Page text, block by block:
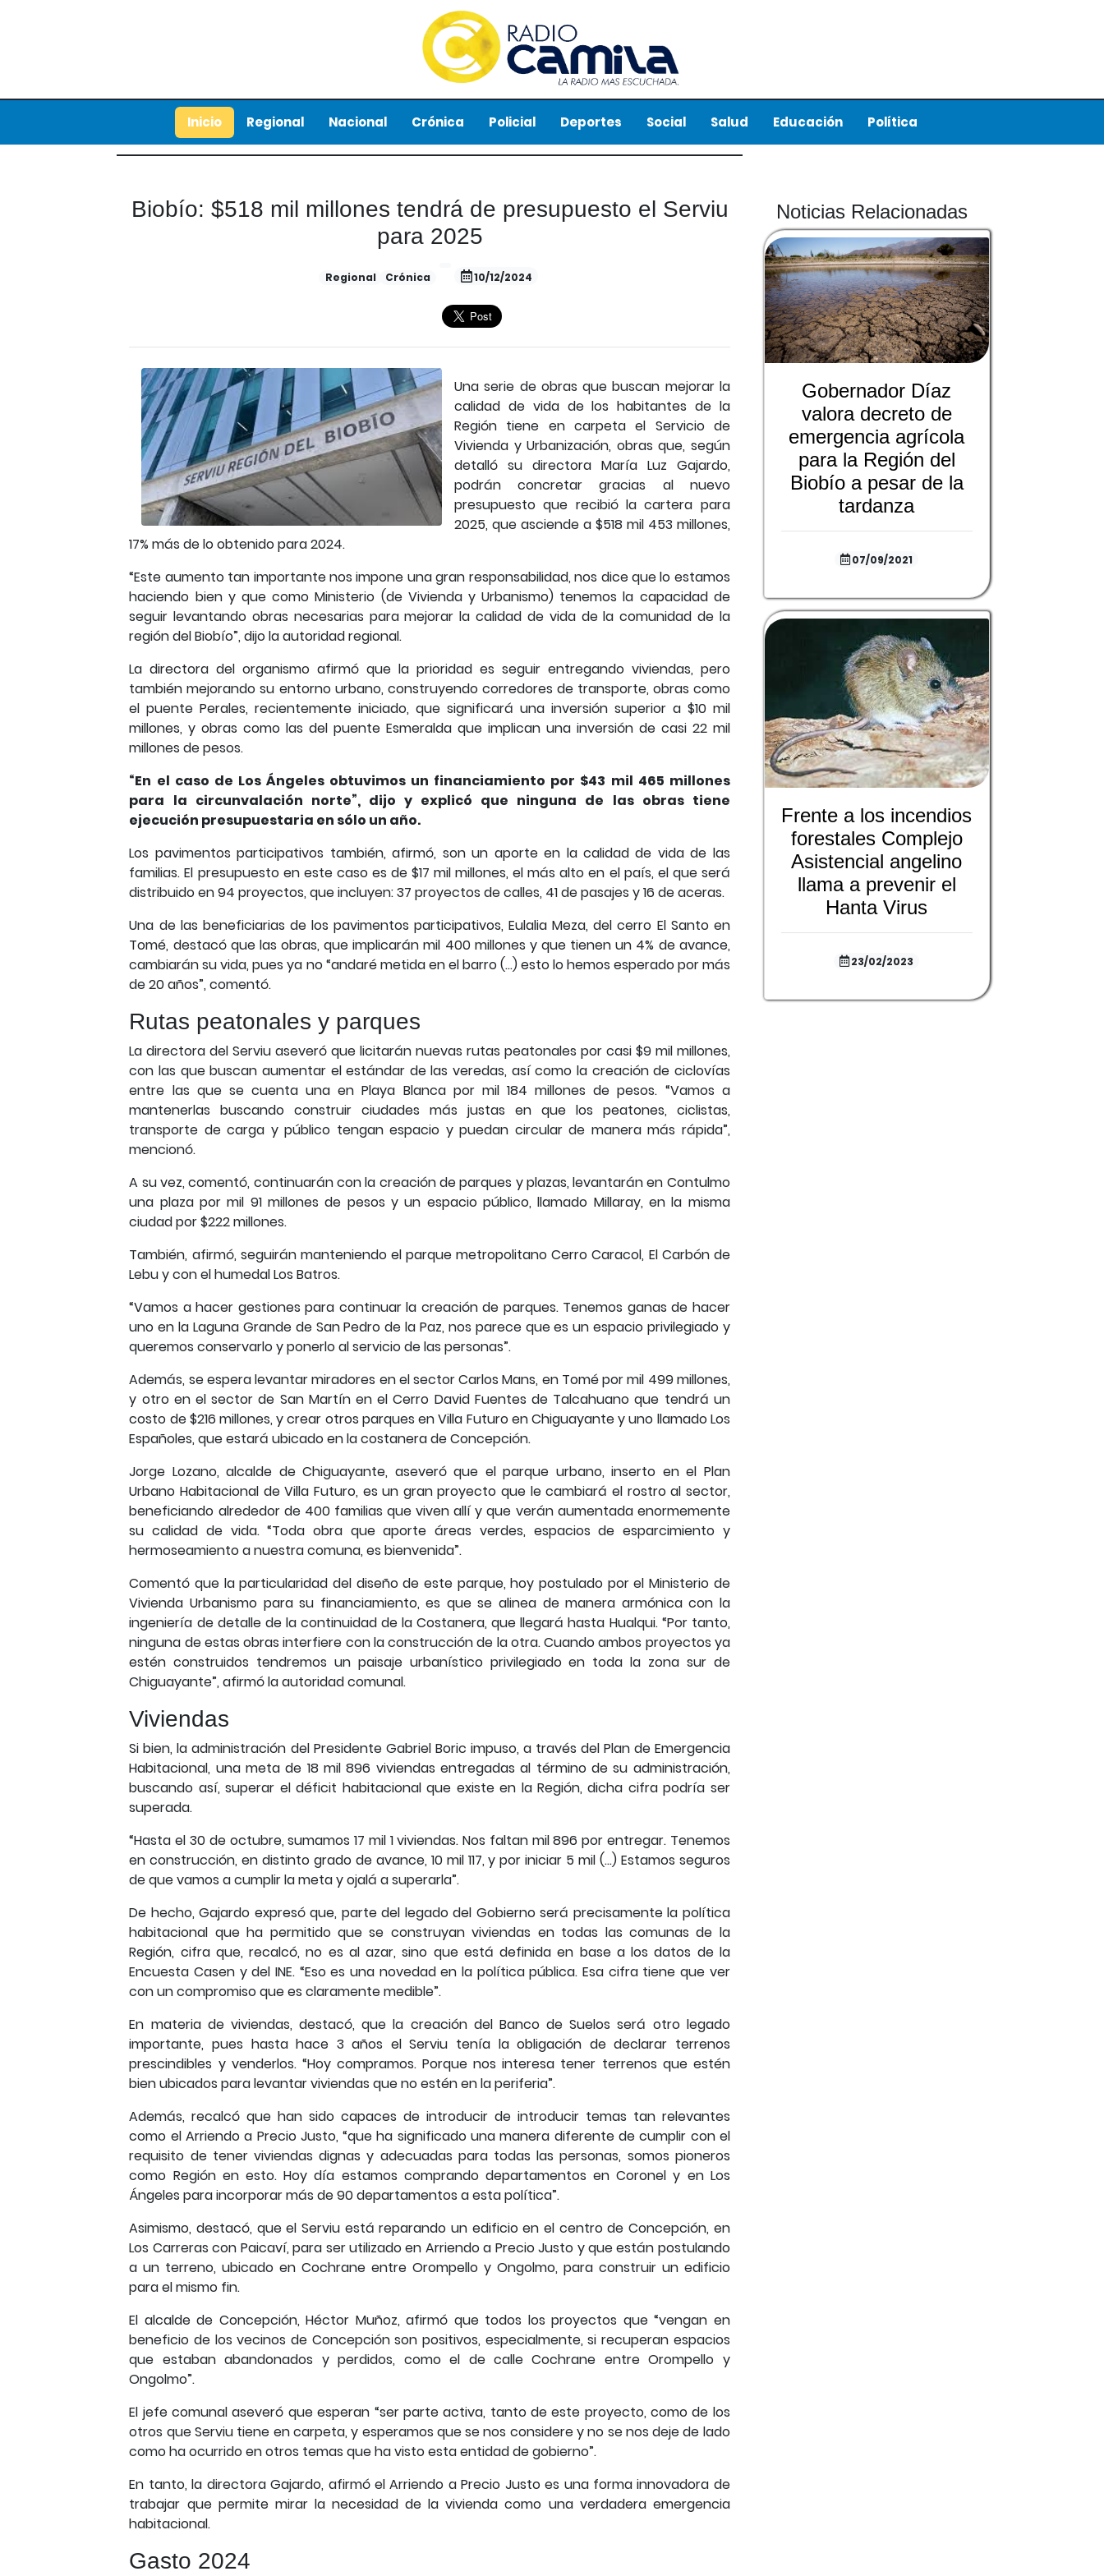
Inicio Regional Nacional Crónica Policial Deportes Social Salud Educación Política
Biobío: $518 mil millones tendrá de presupuesto el Serviu
para 2025
Regional Crónica 10/12/2024
Una serie de obras que buscan mejorar la
calidad de vida de los habitantes de la
Región tiene en carpeta el Servicio de
Vivienda y Urbanización, obras que, según
detalló su directora María Luz Gajardo,
podrán concretar gracias al nuevo
presupuesto que recibió la cartera para
2025, que asciende a $518 mil 453 millones,
17% más de lo obtenido para 2024.
“Este aumento tan importante nos impone una gran responsabilidad, nos dice que lo estamos
haciendo bien y que como Ministerio (de Vivienda y Urbanismo) tenemos la capacidad de
seguir levantando obras necesarias para mejorar la calidad de vida de la comunidad de la
región del Biobío”, dijo la autoridad regional.
La directora del organismo afirmó que la prioridad es seguir entregando viviendas, pero
también mejorando su entorno urbano, construyendo corredores de transporte, obras como
el puente Perales, recientemente iniciado, que significará una inversión superior a $10 mil
millones, y obras como las del puente Esmeralda que implican una inversión de casi 22 mil
millones de pesos.
“En el caso de Los Ángeles obtuvimos un financiamiento por $43 mil 465 millones
para la circunvalación norte”, dijo y explicó que ninguna de las obras tiene
ejecución presupuestaria en sólo un año.
Los pavimentos participativos también, afirmó, son un aporte en la calidad de vida de las
familias. El presupuesto en este caso es de $17 mil millones, el más alto en el país, el que será
distribuido en 94 proyectos, que incluyen: 37 proyectos de calles, 41 de pasajes y 16 de aceras.
Una de las beneficiarias de los pavimentos participativos, Eulalia Meza, del cerro El Santo en
Tomé, destacó que las obras, que implicarán mil 400 millones y que tienen un 4% de avance,
cambiarán su vida, pues ya no “andaré metida en el barro (…) esto lo hemos esperado por más
de 20 años”, comentó.
Rutas peatonales y parques
La directora del Serviu aseveró que licitarán nuevas rutas peatonales por casi $9 mil millones,
con las que buscan aumentar el estándar de las veredas, así como la creación de ciclovías
entre las que se cuenta una en Playa Blanca por mil 184 millones de pesos. “Vamos a
mantenerlas buscando construir ciudades más justas en que los peatones, ciclistas,
transporte de carga y público tengan espacio y puedan circular de manera más rápida”,
mencionó.
A su vez, comentó, continuarán con la creación de parques y plazas, levantarán en Contulmo
una plaza por mil 91 millones de pesos y un espacio público, llamado Millaray, en la misma
ciudad por $222 millones.
También, afirmó, seguirán manteniendo el parque metropolitano Cerro Caracol, El Carbón de
Lebu y con el humedal Los Batros.
“Vamos a hacer gestiones para continuar la creación de parques. Tenemos ganas de hacer
uno en la Laguna Grande de San Pedro de la Paz, nos parece que es un espacio privilegiado y
queremos conservarlo y ponerlo al servicio de las personas”.
Además, se espera levantar miradores en el sector Carlos Mans, en Tomé por mil 499 millones,
y otro en el sector de San Martín en el Cerro David Fuentes de Talcahuano que tendrá un
costo de $216 millones, y crear otros parques en Villa Futuro en Chiguayante y uno llamado Los
Españoles, que estará ubicado en la costanera de Concepción.
Jorge Lozano, alcalde de Chiguayante, aseveró que el parque urbano, inserto en el Plan
Urbano Habitacional de Villa Futuro, es un gran proyecto que le cambiará el rostro al sector,
beneficiando alrededor de 400 familias que viven allí y que verán aumentada enormemente
su calidad de vida. “Toda obra que aporte áreas verdes, espacios de esparcimiento y
hermoseamiento a nuestra comuna, es bienvenida”.
Comentó que la particularidad del diseño de este parque, hoy postulado por el Ministerio de
Vivienda Urbanismo para su financiamiento, es que se alinea de manera armónica con la
ingeniería de detalle de la continuidad de la Costanera, que llegará hasta Hualqui. “Por tanto,
ninguna de estas obras interfiere con la construcción de la otra. Cuando ambos proyectos ya
estén construidos tendremos un paisaje urbanístico privilegiado en toda la zona sur de
Chiguayante”, afirmó la autoridad comunal.
Viviendas
Si bien, la administración del Presidente Gabriel Boric impuso, a través del Plan de Emergencia
Habitacional, una meta de 18 mil 896 viviendas entregadas al término de su administración,
buscando así, superar el déficit habitacional que existe en la Región, dicha cifra podría ser
superada.
“Hasta el 30 de octubre, sumamos 17 mil 1 viviendas. Nos faltan mil 896 por entregar. Tenemos
en construcción, en distinto grado de avance, 10 mil 117, y por iniciar 5 mil (…) Estamos seguros
de que vamos a cumplir la meta y ojalá a superarla”.
De hecho, Gajardo expresó que, parte del legado del Gobierno será precisamente la política
habitacional que ha permitido que se construyan viviendas en todas las comunas de la
Región, cifra que, recalcó, no es al azar, sino que está definida en base a los datos de la
Encuesta Casen y del INE. “Eso es una novedad en la política pública. Esa cifra tiene que ver
con un compromiso que es claramente medible”.
En materia de viviendas, destacó, que la creación del Banco de Suelos será otro legado
importante, pues hasta hace 3 años el Serviu tenía la obligación de declarar terrenos
prescindibles y venderlos. “Hoy compramos. Porque nos interesa tener terrenos que estén
bien ubicados para levantar viviendas que no estén en la periferia”.
Además, recalcó que han sido capaces de introducir de introducir temas tan relevantes
como el Arriendo a Precio Justo, “que ha significado una manera diferente de cumplir con el
requisito de tener viviendas dignas y adecuadas para todas las personas, somos pioneros
como Región en esto. Hoy día estamos comprando departamentos en Coronel y en Los
Ángeles para incorporar más de 90 departamentos a esta política”.
Asimismo, destacó, que el Serviu está reparando un edificio en el centro de Concepción, en
Los Carreras con Paicaví, para ser utilizado en Arriendo a Precio Justo y que están postulando
a un terreno, ubicado en Cochrane entre Orompello y Ongolmo, para construir un edificio
para el mismo fin.
El alcalde de Concepción, Héctor Muñoz, afirmó que todos los proyectos que “vengan en
beneficio de los vecinos de Concepción son positivos, especialmente, si recuperan espacios
que estaban abandonados y perdidos, como el de calle Cochrane entre Orompello y
Ongolmo”.
El jefe comunal aseveró que esperan “ser parte activa, tanto de este proyecto, como de los
otros que Serviu tiene en carpeta, y esperamos que se nos considere y no se nos deje de lado
como ha ocurrido en otros temas que ha visto esta entidad de gobierno”.
En tanto, la directora Gajardo, afirmó el Arriendo a Precio Justo es una forma innovadora de
trabajar que permite mirar la necesidad de la vivienda como una verdadera emergencia
habitacional.
Gasto 2024
Noticias Relacionadas
Gobernador Díaz
valora decreto de
emergencia agrícola
para la Región del
Biobío a pesar de la
tardanza
07/09/2021
Frente a los incendios
forestales Complejo
Asistencial angelino
llama a prevenir el
Hanta Virus
23/02/2023